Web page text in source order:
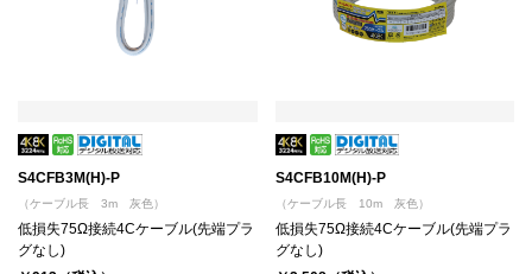
S4CFB3M(H)-P
（ケーブル長 3m 灰色）
低損失75Ω接続4Cケーブル(先端プラ
グなし)
S4CFB10M(H)-P
（ケーブル長 10m 灰色）
低損失75Ω接続4Cケーブル(先端プラ
グなし)